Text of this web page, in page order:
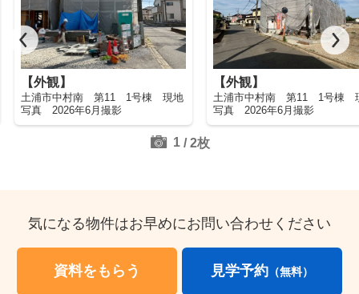
【外観】
土浦市中村南 第11 1号棟 現地
写真 2026年6月撮影
【外観】
土浦市中村南 第11 1号棟
写真 2026年6月撮影
1/2枚
気になる物件はお早めにお問い合わせください
資料をもらう 見学予約 （無料）